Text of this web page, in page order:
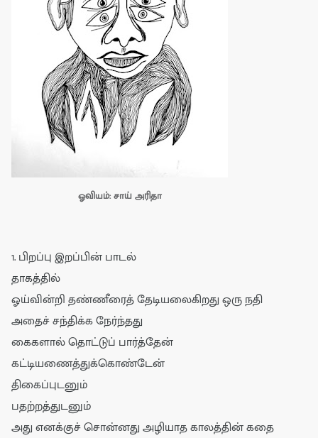
ஓவியம்: சாய் அரிதா
1. பிறப்பு இறப்பின் பாடல்
தாகத்தில்
ஓய்வின்றி தண்ணீரைத் தேடியலைகிறது ஒரு நதி
அதைச் சந்திக்க நேர்ந்தது
கைகளால் தொட்டுப் பார்த்தேன்
கட்டியணைத்துக்கொண்டேன்
திகைப்புடனும்
பதற்றத்துடனும்
அது எனக்குச் சொன்னது அழியாத காலத்தின் கதை